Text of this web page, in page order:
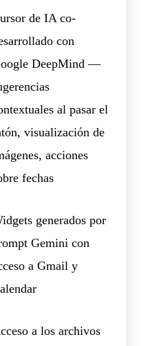
de IA co-
con
DeepMind —
al pasar el
visualización de
acciones
fechas
generados por
Gemini con
a Gmail y
a los archivos